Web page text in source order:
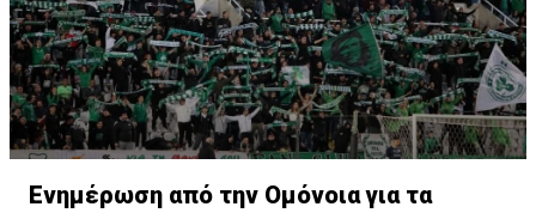
Ενημέρωση από την Ομόνοια για τα